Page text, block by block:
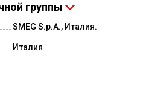
группы
SMEG S.p.A., Италия.
Италия